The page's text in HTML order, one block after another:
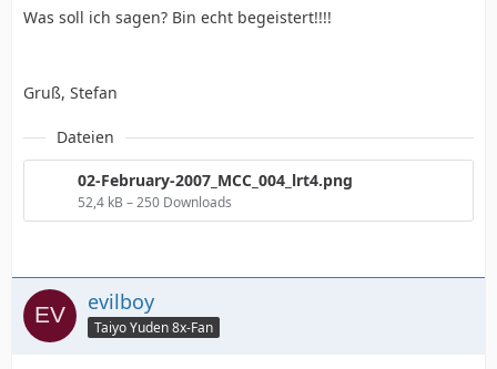
Was soll ich sagen? Bin echt begeistert!!!!
Gruß, Stefan
Dateien
02-February-2007_MCC_004_lrt4.png
52,4 kB – 250 Downloads
evilboy
Taiyo Yuden 8x-Fan